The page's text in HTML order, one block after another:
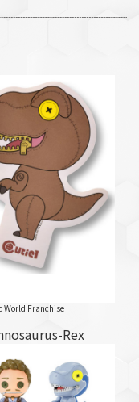
World Franchise
Rex